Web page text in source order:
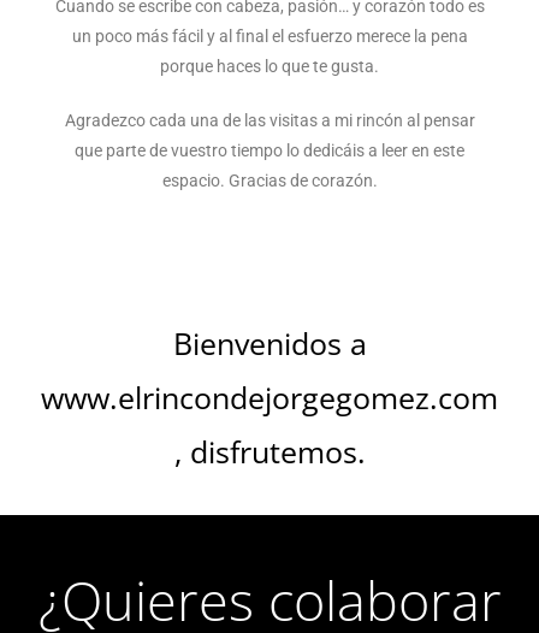
Cuando se escribe con cabeza, pasión… y corazón todo es
un poco más fácil y al final el esfuerzo merece la pena
porque haces lo que te gusta.
Agradezco cada una de las visitas a mi rincón al pensar
que parte de vuestro tiempo lo dedicáis a leer en este
espacio. Gracias de corazón.
Bienvenidos a
www.elrincondejorgegomez.com
, disfrutemos.
¿Quieres colaborar